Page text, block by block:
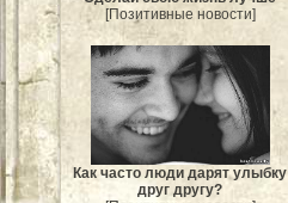
[Позитивные новости]
Как часто люди дарят улыбку
друг другу?